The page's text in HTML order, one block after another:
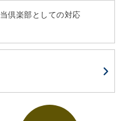
倶楽部としての対応